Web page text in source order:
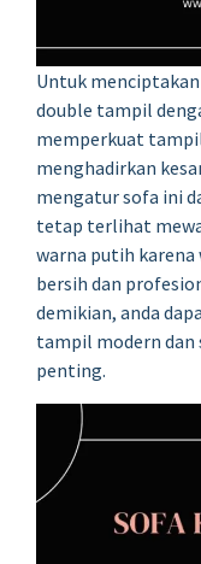
Untuk
double tampil
memperkuat
menghadirkan
mengatur sofa ini
tetap terlihat
warna putih
bersih dan
demikian, anda
tampil modern dan
penting.